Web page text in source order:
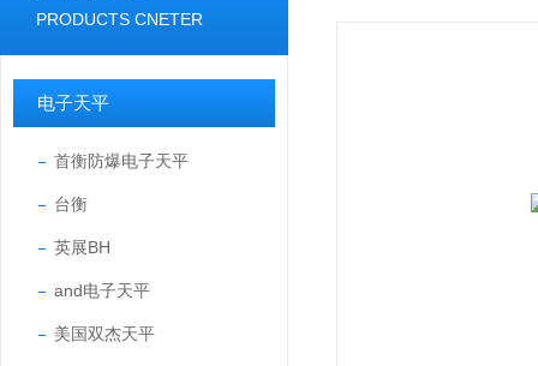
PRODUCTS CNETER
电子天平
首衡防爆电子天平
台衡
英展BH
and电子天平
美国双杰天平